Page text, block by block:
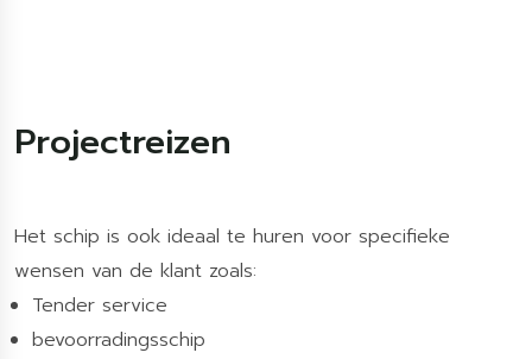
Projectreizen
Het schip is ook ideaal te huren voor specifieke
wensen van de klant zoals:
Tender service
bevoorradingsschip